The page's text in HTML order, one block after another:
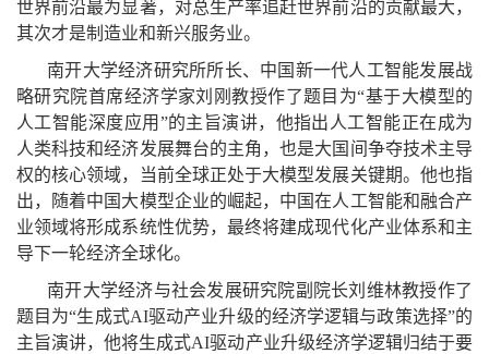
世界前沿最为显著，对总生产率追赶世界前沿的贡献最大，
其次才是制造业和新兴服务业。
南开大学经济研究所所长、中国新一代人工智能发展战
略研究院首席经济学家刘刚教授作了题目为“基于大模型的
人工智能深度应用”的主旨演讲，他指出人工智能正在成为
人类科技和经济发展舞台的主角，也是大国间争夺技术主导
权的核心领域，当前全球正处于大模型发展关键期。他也指
出，随着中国大模型企业的崛起，中国在人工智能和融合产
业领域将形成系统性优势，最终将建成现代化产业体系和主
导下一轮经济全球化。
南开大学经济与社会发展研究院副院长刘维林教授作了
题目为“生成式AI驱动产业升级的经济学逻辑与政策选择”的
主旨演讲，他将生成式AI驱动产业升级经济学逻辑归结于要